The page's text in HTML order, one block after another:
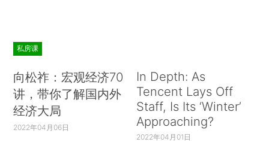
私房课
向松祚：宏观经济70
讲，带你了解国内外
经济大局
2022年04月06日
In Depth: As
Tencent Lays Off
Staff, Is Its ‘Winter’
Approaching?
2022年04月01日